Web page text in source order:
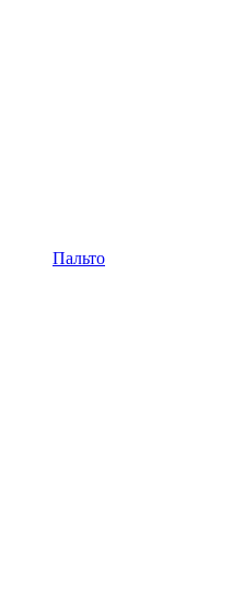
Пальто